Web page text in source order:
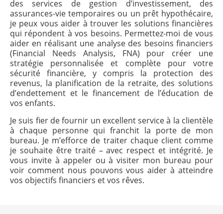
des services de gestion d’investissement, des
assurances-vie temporaires ou un prêt hypothécaire,
je peux vous aider à trouver les solutions financières
qui répondent à vos besoins. Permettez-moi de vous
aider en réalisant une analyse des besoins financiers
(Financial Needs Analysis, FNA) pour créer une
stratégie personnalisée et complète pour votre
sécurité financière, y compris la protection des
revenus, la planification de la retraite, des solutions
d’endettement et le financement de l’éducation de
vos enfants.
Je suis fier de fournir un excellent service à la clientèle
à chaque personne qui franchit la porte de mon
bureau. Je m’efforce de traiter chaque client comme
je souhaite être traité – avec respect et intégrité. Je
vous invite à appeler ou à visiter mon bureau pour
voir comment nous pouvons vous aider à atteindre
vos objectifs financiers et vos rêves.